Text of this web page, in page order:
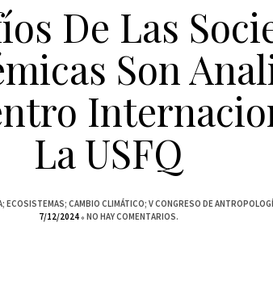
De Las
Son
La USFQ
ECOSISTEMAS; CAMBIO CLIMÁTICO; V CONGRESO DE
7/12/2024
NO HAY COMENTARIOS.